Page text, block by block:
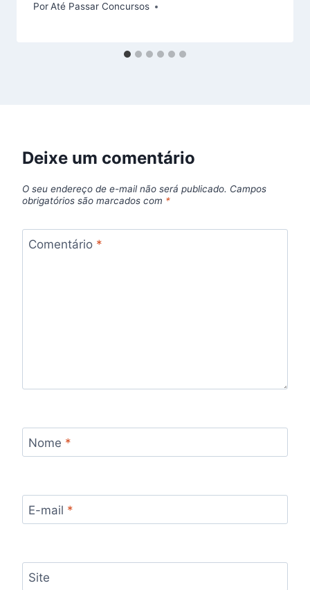
PorAté Passar Concursos
Deixe um comentário
O seu endereço de e-mail não será publicado. Campos
obrigatórios são marcados com *
Comentário *
Nome *
E-mail *
Site